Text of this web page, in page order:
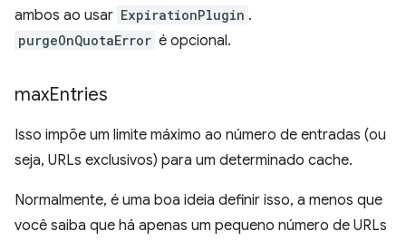
ambos ao usar ExpirationPlugin .
purgeOnQuotaError é opcional.
maxEntries
Isso impõe um limite máximo ao número de entradas (ou
seja, URLs exclusivos) para um determinado cache.
Normalmente, é uma boa ideia definir isso, a menos que
você saiba que há apenas um pequeno número de URLs